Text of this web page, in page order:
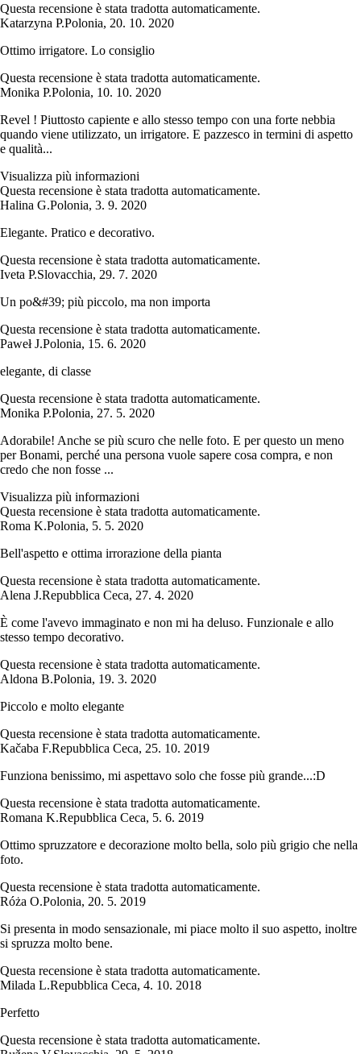
Questa recensione è stata tradotta automaticamente.
Katarzyna P.Polonia, 20. 10. 2020
Ottimo irrigatore. Lo consiglio
Questa recensione è stata tradotta automaticamente.
Monika P.Polonia, 10. 10. 2020
Revel ! Piuttosto capiente e allo stesso tempo con una forte nebbia
quando viene utilizzato, un irrigatore. E pazzesco in termini di aspetto
e qualità...
Visualizza più informazioni
Questa recensione è stata tradotta automaticamente.
Halina G.Polonia, 3. 9. 2020
Elegante. Pratico e decorativo.
Questa recensione è stata tradotta automaticamente.
Iveta P.Slovacchia, 29. 7. 2020
Un po&#39; più piccolo, ma non importa
Questa recensione è stata tradotta automaticamente.
Paweł J.Polonia, 15. 6. 2020
elegante, di classe
Questa recensione è stata tradotta automaticamente.
Monika P.Polonia, 27. 5. 2020
Adorabile! Anche se più scuro che nelle foto. E per questo un meno
per Bonami, perché una persona vuole sapere cosa compra, e non
credo che non fosse ...
Visualizza più informazioni
Questa recensione è stata tradotta automaticamente.
Roma K.Polonia, 5. 5. 2020
Bell'aspetto e ottima irrorazione della pianta
Questa recensione è stata tradotta automaticamente.
Alena J.Repubblica Ceca, 27. 4. 2020
È come l'avevo immaginato e non mi ha deluso. Funzionale e allo
stesso tempo decorativo.
Questa recensione è stata tradotta automaticamente.
Aldona B.Polonia, 19. 3. 2020
Piccolo e molto elegante
Questa recensione è stata tradotta automaticamente.
Kačaba F.Repubblica Ceca, 25. 10. 2019
Funziona benissimo, mi aspettavo solo che fosse più grande...:D
Questa recensione è stata tradotta automaticamente.
Romana K.Repubblica Ceca, 5. 6. 2019
Ottimo spruzzatore e decorazione molto bella, solo più grigio che nella
foto.
Questa recensione è stata tradotta automaticamente.
Róża O.Polonia, 20. 5. 2019
Si presenta in modo sensazionale, mi piace molto il suo aspetto, inoltre
si spruzza molto bene.
Questa recensione è stata tradotta automaticamente.
Milada L.Repubblica Ceca, 4. 10. 2018
Perfetto
Questa recensione è stata tradotta automaticamente.